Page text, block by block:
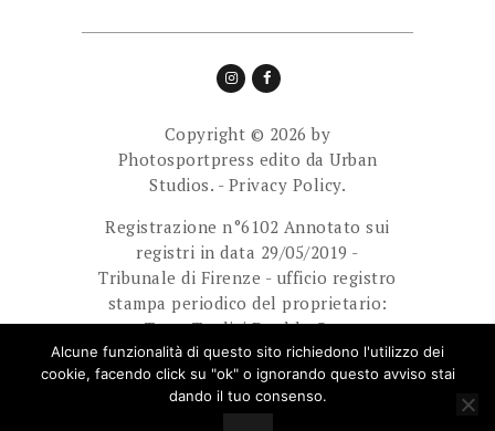
Copyright © 2026 by
Photosportpress edito da Urban
Studios. - Privacy Policy.
Registrazione n°6102 Annotato sui
registri in data 29/05/2019 -
Tribunale di Firenze - ufficio registro
stampa periodico del proprietario:
Team Tredici Double Cam
Ass.Sport.Dilett. Direttore
responsabile: Giuliani Paolo.
Alcune funzionalità di questo sito richiedono l'utilizzo dei
cookie, facendo click su "ok" o ignorando questo avviso stai
dando il tuo consenso.